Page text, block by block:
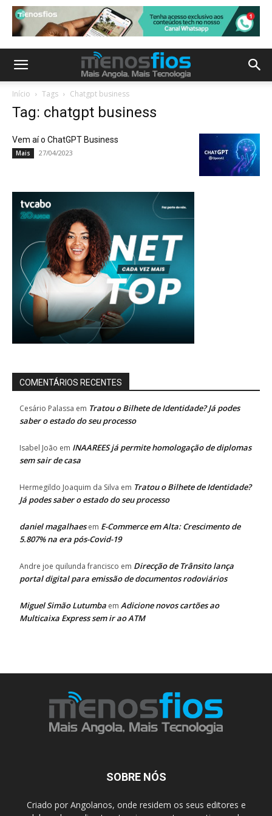
Início Tags Chatgpt business
Tag: chatgpt business
Vem aí o ChatGPT Business
Mais 27/04/2023
COMENTÁRIOS RECENTES
Cesário Palassa em Tratou o Bilhete de Identidade? Já podes
saber o estado do seu processo
Isabel João em INAAREES já permite homologação de diplomas
sem sair de casa
Hermegildo Joaquim da Silva em Tratou o Bilhete de Identidade?
Já podes saber o estado do seu processo
daniel magalhaesem E-Commerce em Alta: Crescimento de
5.807% na era pós-Covid-19
Andre joe quilunda francisco em Direcção de Trânsito lança
portal digital para emissão de documentos rodoviários
Miguel Simão Lutumba em Adicione novos cartões ao
Multicaixa Express sem ir ao ATM
SOBRE NÓS
Criado por Angolanos, onde residem os seus editores e